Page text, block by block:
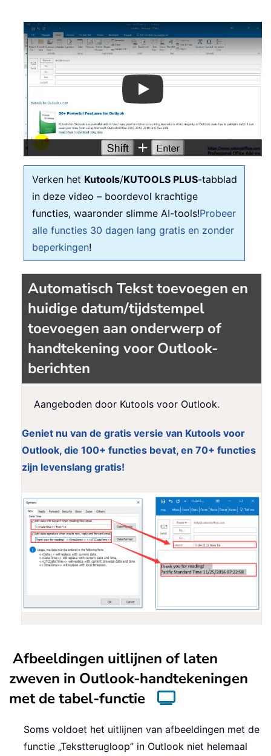
Play
Verken het Kutools/KUTOOLS PLUS-tabblad
in deze video – boordevol krachtige
functies, waaronder slimme AI-tools!Probeer
alle functies 30 dagen lang gratis en zonder
beperkingen!
Automatisch Tekst toevoegen en
huidige datum/tijdstempel
toevoegen aan onderwerp of
handtekening voor Outlook-
berichten
Aangeboden door Kutools voor Outlook.
Geniet nu van de gratis versie van Kutools voor
Outlook, die 100+ functies bevat, en 70+ functies
zijn levenslang gratis!
Afbeeldingen uitlijnen of laten
zweven in Outlook-handtekeningen
met de tabel-functie
Soms voldoet het uitlijnen van afbeeldingen met de
functie „Tekstterugloop” in Outlook niet helemaal